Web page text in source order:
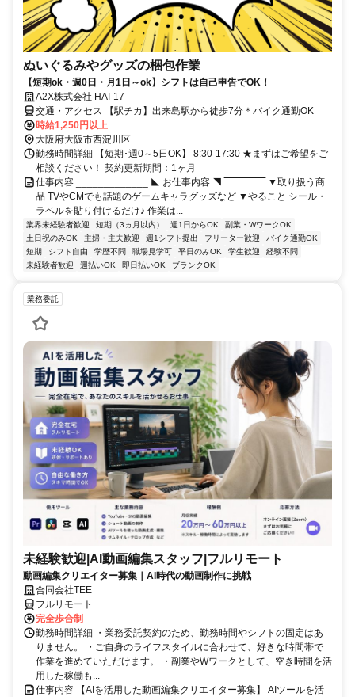
ぬいぐるみやグッズの梱包作業
【短期ok・週0日・月1日～ok】シフトは自己申告でOK！
A2X株式会社 HAI-17
交通・アクセス 【駅チカ】出来島駅から徒歩7分＊バイク通勤OK
時給1,250円以上
大阪府大阪市西淀川区
勤務時間詳細 【短期･週0～5日OK】 8:30-17:30 ★まずはご希望をご
相談ください！ 契約更新期間：1ヶ月
仕事内容 _____________ ◣ お仕事内容 ◥ ‾‾‾‾‾‾‾‾‾‾‾‾‾ ▼取り扱う商
品 TVやCMでも話題のゲームキャラグッズなど ▼やること シール・
ラベルを貼り付けるだけ♪ 作業は...
業界未経験者歓迎 短期（3ヵ月以内） 週1日からOK
副業・WワークOK
土日祝のみOK
主婦・主夫歓迎 週1シフト提出 フリーター歓迎
バイク通勤OK
短期
シフト自由 学歴不問 職場見学可 平日のみOK 学生歓迎
経験不問
未経験者歓迎
週払いOK 即日払いOK ブランクOK
業務委託
未経験歓迎|AI動画編集スタッフ|フルリモート
動画編集クリエイター募集｜AI時代の動画制作に挑戦
合同会社TEE
フルリモート
完全歩合制
勤務時間詳細 ・業務委託契約のため、勤務時間やシフトの固定はあ
りません。 ・ご自身のライフスタイルに合わせて、好きな時間帯で
作業を進めていただけます。 ・副業やWワークとして、空き時間を活
用した稼働も...
仕事内容 【AIを活用した動画編集クリエイター募集】 AIツールを活